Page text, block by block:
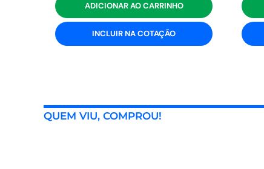
ADICIONAR AO CARRINHO
INCLUIR NA COTAÇÃO
QUEM VIU, COMPROU!